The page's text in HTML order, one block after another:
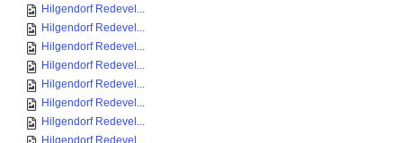
Hilgendorf Redevel...
Hilgendorf Redevel...
Hilgendorf Redevel...
Hilgendorf Redevel...
Hilgendorf Redevel...
Hilgendorf Redevel...
Hilgendorf Redevel...
Hilgendorf Redevel...